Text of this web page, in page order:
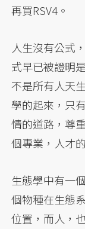
再買RSV4。
人生沒有公式
式早已被證明
不是所有人天
學的起來，只
情的道路，尊
個專業，人才
生態學中有一
個物種在生態
位置，而人，